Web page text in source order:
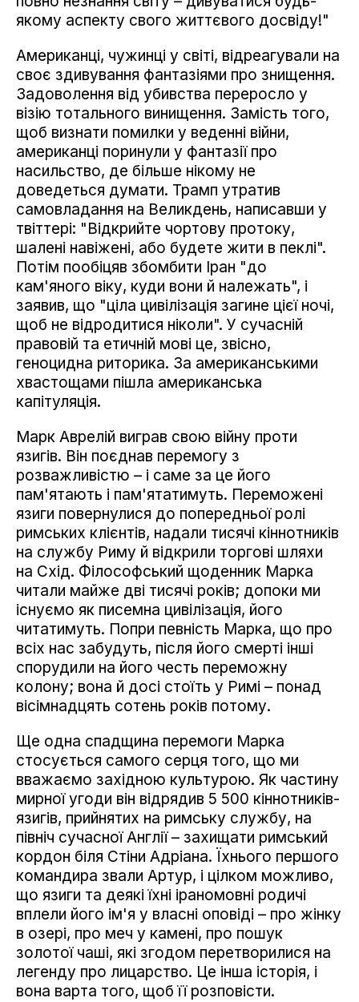
якому аспекту свого життєвого досвіду!"
Американці, чужинці у світі, відреагували на
своє здивування фантазіями про знищення.
Задоволення від убивства переросло у
візію тотального винищення. Замість того,
щоб визнати помилки у веденні війни,
американці поринули у фантазії про
насильство, де більше нікому не
доведеться думати. Трамп утратив
самовладання на Великдень, написавши у
твіттері: "Відкрийте чортову протоку,
шалені навіжені, або будете жити в пеклі".
Потім пообіцяв збомбити Іран "до
кам'яного віку, куди вони й належать", і
заявив, що "ціла цивілізація загине цієї ночі,
щоб не відродитися ніколи". У сучасній
правовій та етичній мові це, звісно,
геноцидна риторика. За американськими
хвастощами пішла американська
капітуляція.
Марк Аврелій виграв свою війну проти
язигів. Він поєднав перемогу з
розважливістю – і саме за це його
пам'ятають і пам'ятатимуть. Переможені
язиги повернулися до попередньої ролі
римських клієнтів, надали тисячі кіннотників
на службу Риму й відкрили торгові шляхи
на Схід. Філософський щоденник Марка
читали майже дві тисячі років; допоки ми
існуємо як писемна цивілізація, його
читатимуть. Попри певність Марка, що про
всіх нас забудуть, після його смерті інші
спорудили на його честь переможну
колону; вона й досі стоїть у Римі – понад
вісімнадцять сотень років потому.
Ще одна спадщина перемоги Марка
стосується самого серця того, що ми
вважаємо західною культурою. Як частину
мирної угоди він відрядив 5 500 кіннотників-
язигів, прийнятих на римську службу, на
північ сучасної Англії – захищати римський
кордон біля Стіни Адріана. Їхнього першого
командира звали Артур, і цілком можливо,
що язиги та деякі їхні іраномовні родичі
вплели його ім'я у власні оповіді – про жінку
в озері, про меч у камені, про пошук
золотої чаші, які згодом перетворилися на
легенду про лицарство. Це інша історія, і
вона варта того, щоб її розповісти.